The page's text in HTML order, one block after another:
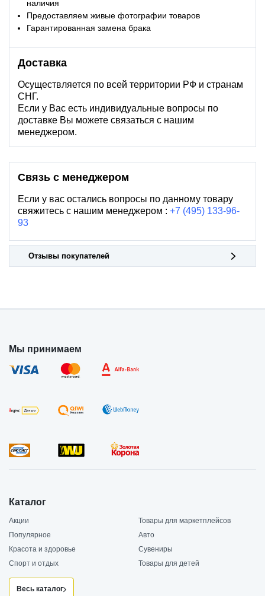
наличия
Предоставляем живые фотографии товаров
Гарантированная замена брака
Доставка
Осуществляется по всей территории РФ и странам
СНГ.
Если у Вас есть индивидуальные вопросы по
доставке Вы можете связаться с нашим
менеджером.
Связь с менеджером
Если у вас остались вопросы по данному товару
свяжитесь с нашим менеджером : +7 (495) 133-96-
93
Отзывы покупателей
Мы принимаем
Каталог
Акции
Товары для маркетплейсов
Популярное
Авто
Красота и здоровье
Сувениры
Спорт и отдых
Товары для детей
Весь каталог